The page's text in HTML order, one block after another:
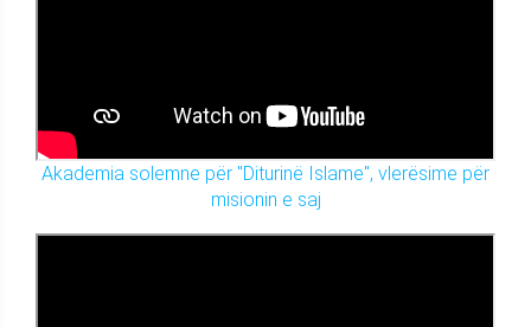
Akademia solemne për "Diturinë Islame", vlerësime për
misionin e saj